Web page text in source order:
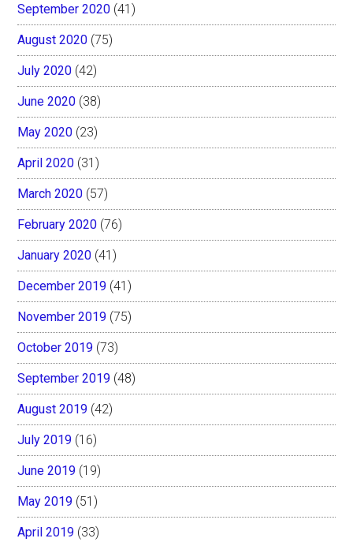
September 2020 (41)
August 2020 (75)
July 2020 (42)
June 2020 (38)
May 2020 (23)
April 2020 (31)
March 2020 (57)
February 2020 (76)
January 2020 (41)
December 2019 (41)
November 2019 (75)
October 2019 (73)
September 2019 (48)
August 2019 (42)
July 2019 (16)
June 2019 (19)
May 2019 (51)
April 2019 (33)